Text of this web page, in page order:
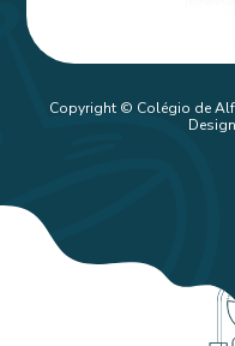
Copyright © Colégio de